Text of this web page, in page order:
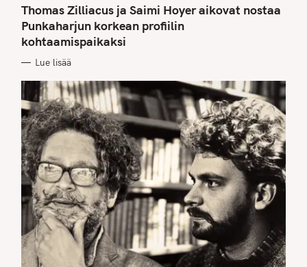
T
E
G
O
R
I
S
Thomas Zilliacus ja Saimi Hoyer aikovat nostaa
Punkaharjun korkean profiilin
kohtaamispaikaksi
Lue lisää